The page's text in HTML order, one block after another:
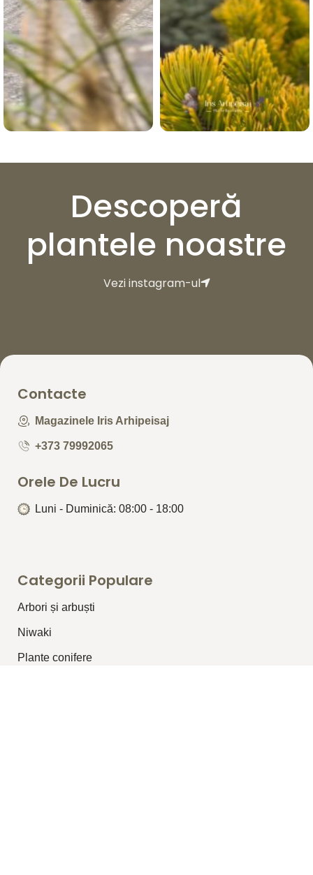
Descoperă
plantele noastre
Vezi instagram-ul
Contacte
Magazinele Iris Arhipeisaj
+373 79992065
Orele De Lucru
Luni - Duminică: 08:00 - 18:00
Categorii Populare
Arbori și arbuști
⁠Niwaki
Plante conifere